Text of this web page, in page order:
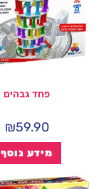
פחד גבהים
₪59.90
מידע נוסף